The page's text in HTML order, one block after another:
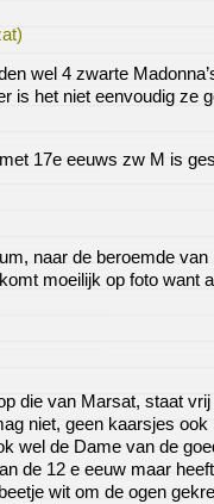
wel 4 zwarte
is het niet eenvoudig ze
17e eeuws zw M is
naar de beroemde van
moeilijk op foto want
die van Marsat, staat
niet, geen kaarsjes ook
wel de Dame van de
de 12 e eeuw maar
wit om de ogen